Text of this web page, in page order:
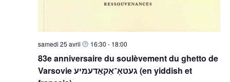
83e anniversaire du soulèvement du ghetto de
Varsovie געטאָ־אַקאַדעמיע (en yiddish et
samedi 25 avril 16:30 - 18:00